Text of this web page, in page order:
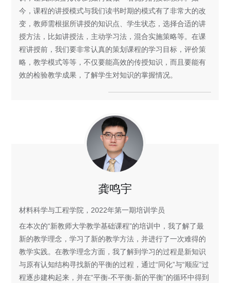
今，课程的讲授模式与我们读书时期的模式有了非常大的改
变，教师需根据所讲授的知识点、学生状态，选择合适的讲
授方法，比如讲授法，主动学习法，混合实施策略等。在课
程讲授前，我们要非常认真的策划课程的学习目标，评价策
略，教学模式等等，不仅要能高效的传授知识，而且要能有
效的检验教学成果，了解学生对知识的掌握情况。
龚鸣宇
材料科学与工程学院，2022年第一期培训学员
在本次的“新教师大学教学基础课程”的培训中，我了解了最
新的教学理念，学习了新的教学方法，并进行了一次难得的
教学实践。在教学理念方面，我了解到学习的过程是新知识
与原有认知结构寻找新的平衡的过程，通过“同化”与“顺应”过
程逐步建构起来，并在“平衡-不平衡-新的平衡”的循环中得到